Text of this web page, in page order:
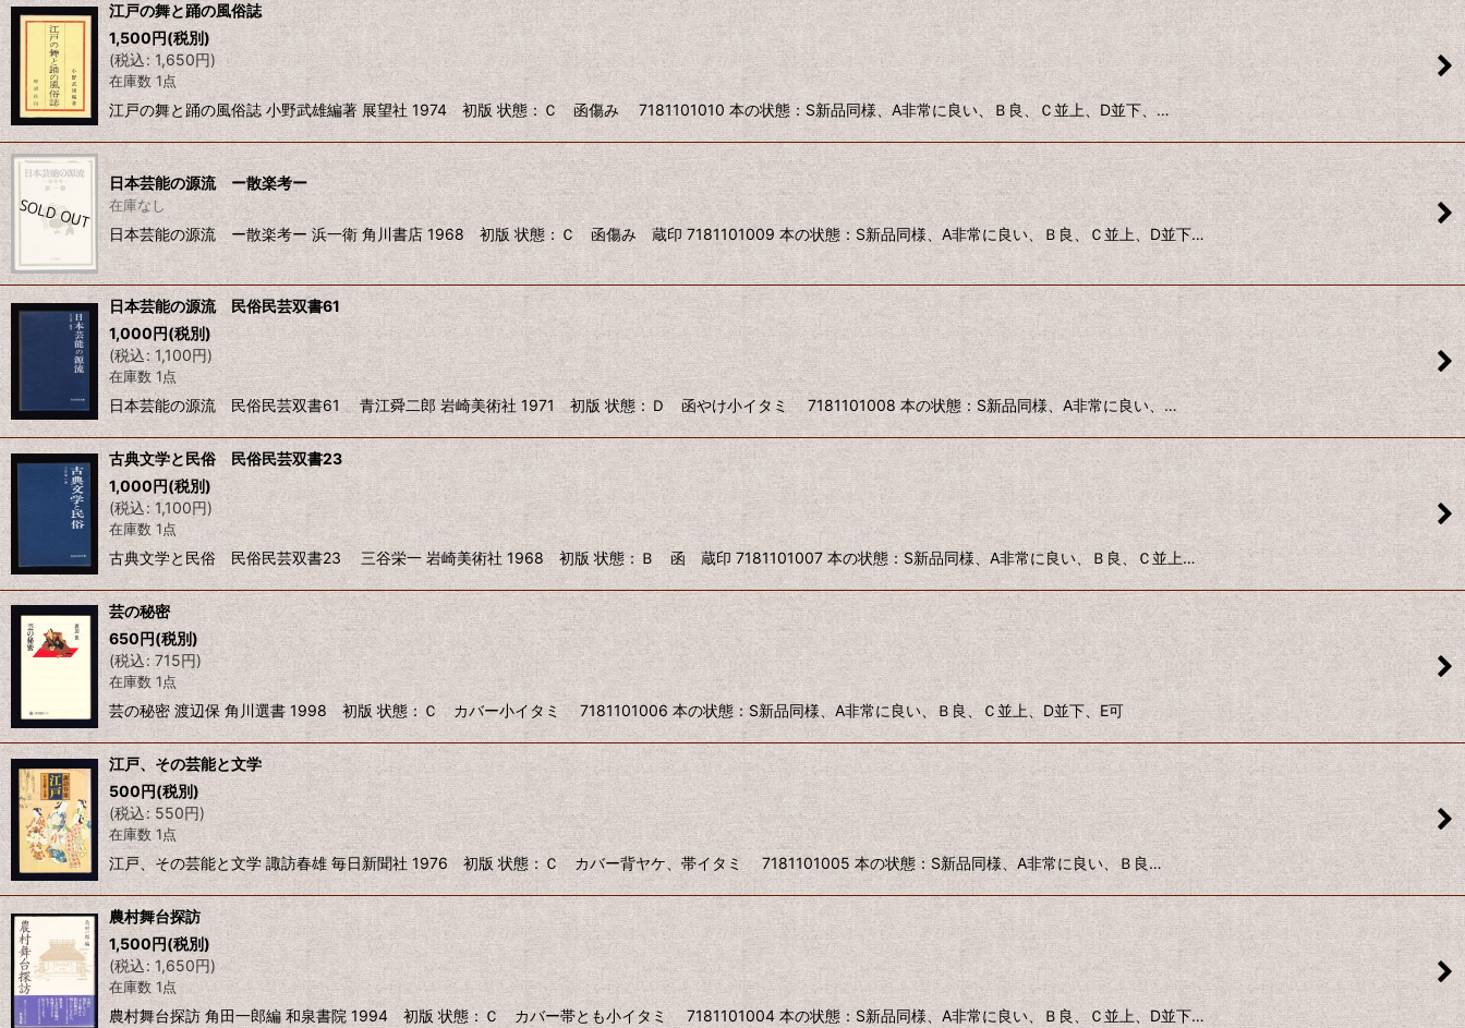
江戸の舞と踊の風俗誌
1,500円(税別)
(税込: 1,650円)
在庫数 1点
江戸の舞と踊の風俗誌 小野武雄編著 展望社 1974 初版 状態：Ｃ 函傷み 7181101010 本の状態：S新品同様、A非常に良い、Ｂ良、Ｃ並上、D並下、…
日本芸能の源流 ー散楽考ー
在庫なし
日本芸能の源流 ー散楽考ー 浜一衛 角川書店 1968 初版 状態：Ｃ 函傷み 蔵印 7181101009 本の状態：S新品同様、A非常に良い、Ｂ良、Ｃ並上、D並下…
日本芸能の源流 民俗民芸双書61
1,000円(税別)
(税込: 1,100円)
在庫数 1点
日本芸能の源流 民俗民芸双書61 青江舜二郎 岩崎美術社 1971 初版 状態：Ｄ 函やけ小イタミ 7181101008 本の状態：S新品同様、A非常に良い、…
古典文学と民俗 民俗民芸双書23
1,000円(税別)
(税込: 1,100円)
在庫数 1点
古典文学と民俗 民俗民芸双書23 三谷栄一 岩崎美術社 1968 初版 状態：Ｂ 函 蔵印 7181101007 本の状態：S新品同様、A非常に良い、Ｂ良、Ｃ並上…
芸の秘密
650円(税別)
(税込: 715円)
在庫数 1点
芸の秘密 渡辺保 角川選書 1998 初版 状態：Ｃ カバー小イタミ 7181101006 本の状態：S新品同様、A非常に良い、Ｂ良、Ｃ並上、D並下、E可
江戸、その芸能と文学
500円(税別)
(税込: 550円)
在庫数 1点
江戸、その芸能と文学 諏訪春雄 毎日新聞社 1976 初版 状態：Ｃ カバー背ヤケ、帯イタミ 7181101005 本の状態：S新品同様、A非常に良い、Ｂ良…
農村舞台探訪
1,500円(税別)
(税込: 1,650円)
在庫数 1点
農村舞台探訪 角田一郎編 和泉書院 1994 初版 状態：Ｃ カバー帯とも小イタミ 7181101004 本の状態：S新品同様、A非常に良い、Ｂ良、Ｃ並上、D並下…